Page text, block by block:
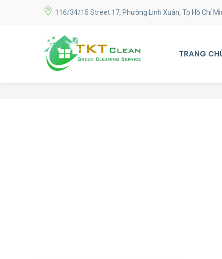
116/34/15 Street 17, Phường Linh Xuân, Tp Hồ Chí
TRANG